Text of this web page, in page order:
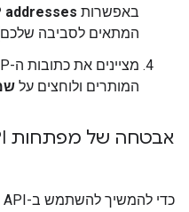
באפשרות addresses
המתאים לסביבה
המותרים ולוחצים על
אבטחה של מפתחות API רגילים ללא הגבלות